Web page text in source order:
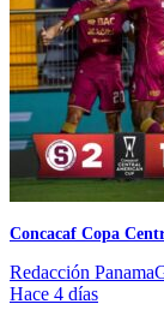
Concacaf Copa
Redacción
Hace 4 días